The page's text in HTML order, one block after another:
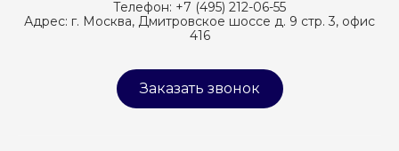
Телефон: +7 (495) 212-06-55
Адрес: г. Москва, Дмитровское шоссе д. 9 стр. 3, офис
416
Заказать звонок